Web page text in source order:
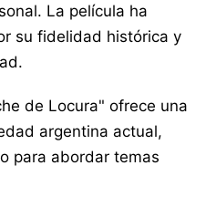
La película ha
su fidelidad histórica y
de Locura" ofrece una
argentina actual,
para abordar temas